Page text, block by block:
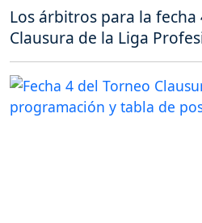
Los árbitros para la fecha
Clausura de la Liga